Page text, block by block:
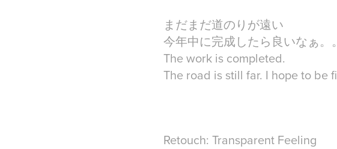
まだまだ道のりが遠い
今年中に完成したら良いなぁ。
The work is completed.
The road is still far. I hope to be
Retouch: Transparent Feeling